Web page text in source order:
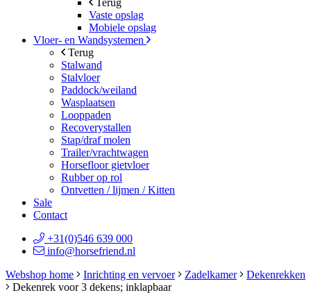
Terug
Vaste opslag
Mobiele opslag
Vloer- en Wandsystemen
Terug
Stalwand
Stalvloer
Paddock/weiland
Wasplaatsen
Looppaden
Recoverystallen
Stap/draf molen
Trailer/vrachtwagen
Horsefloor gietvloer
Rubber op rol
Ontvetten / lijmen / Kitten
Sale
Contact
+31(0)546 639 000
info@horsefriend.nl
Webshop home
Inrichting en vervoer Zadelkamer
Dekenrekken
Dekenrek voor 3 dekens; inklapbaar